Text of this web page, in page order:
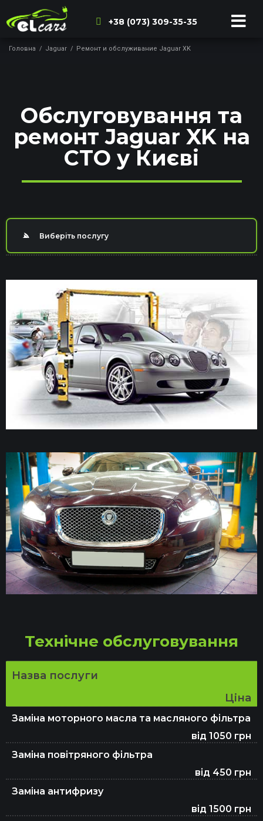
+38 (073) 309-35-35
Головна / Jaguar / Ремонт и обслуживание Jaguar XK
Обслуговування та
ремонт Jaguar XK на
СТО у Києві
Виберіть послугу
Комп'ютерна діагностика
Відновлення авто після ДТП
Капітальний ремонт двигуна
Ремонт гальмівної системи
Ремонт и восстановление подушек
безопасности SRS Airbag
Заміна амортизаторів
Заміна ШРКШ
Ремонт ГПР
Ремонт зчеплення
Ремонт ГБЦ
Технічне обслуговування
Назва послуги
Ціна
Заміна моторного масла та масляного фільтра
від 1050 грн
Заміна повітряного фільтра
від 450 грн
Заміна антифризу
від 1500 грн